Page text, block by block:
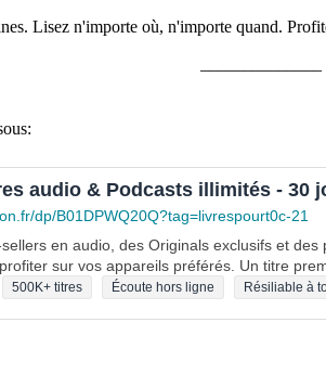
Lisez n'importe où, n'importe quand.
audio & Podcasts illimités - 30
dp/B01DPWQ20Q?tag=livrespourt0c-21
en audio, des Originals exclusifs et
sur vos appareils préférés. Un titre
500K+ titres Écoute hors ligne Résiliable à